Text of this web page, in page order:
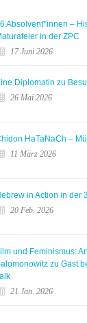
Absolvent*innen –
in der ZPC
17 Juni 2026
Diplomatin zu
26 Mai 2026
HaTaNaCh –
11 März 2026
in Action in der
20 Feb. 2026
und Feminismus:
zu Gast
21 Jan. 2026